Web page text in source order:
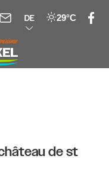
DE 29°C
de st